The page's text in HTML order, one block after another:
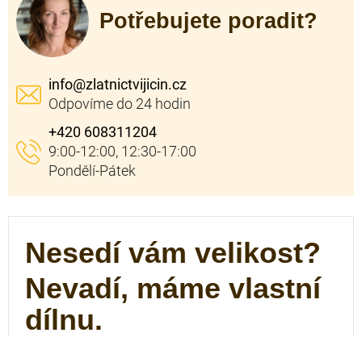
Potřebujete poradit?
info@zlatnictvijicin.cz
+420 608311204
Nesedí vám velikost?
Nevadí, máme vlastní
dílnu.